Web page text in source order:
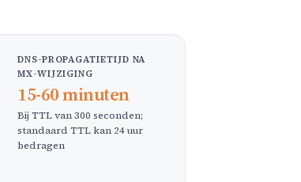
DNS-PROPAGATIETIJD NA
MX-WIJZIGING
15-60 minuten
Bij TTL van 300 seconden;
standaard TTL kan 24 uur
bedragen